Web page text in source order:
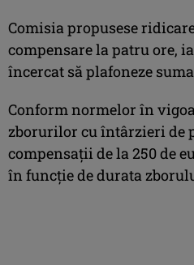
Comisia propusese
compensare la patru ore,
încercat să plafoneze
Conform normelor în
zborurilor cu întârzieri de
compensaţii de la 250 de
în funcţie de durata